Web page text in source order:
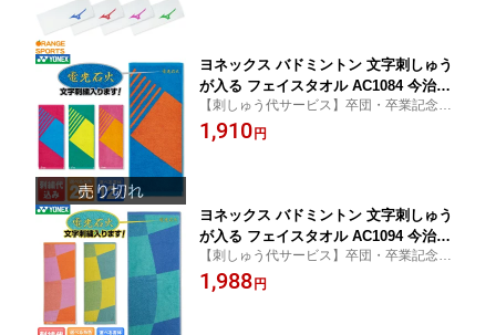
ヨネックス バドミントン 文字刺しゅう
が入る フェイスタオル AC1084 今治タ
オルブランド商品認定 2段刺繍も追加料
金で出来ます 記念品、卒業、卒団記念
【刺しゅう代サービス】卒団・卒業記念の
贈り物に最適タオルサイズ横33cmx縦82cm
1,910円
ヨネックス バドミントン 文字刺しゅう
が入る フェイスタオル AC1094 今治タ
オルブランド商品認定 2段刺繍も追加料
金で出来ます 記念品、卒業、卒団記念
【刺しゅう代サービス】卒団・卒業記念の
贈り物に最適タオルサイズ横33cmx縦82cm
1,988円